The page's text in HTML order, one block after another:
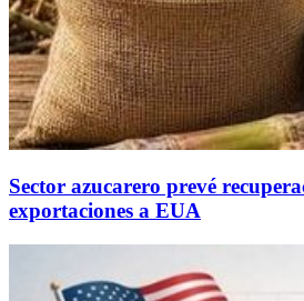
Sector azucarero prevé
exportaciones a EUA